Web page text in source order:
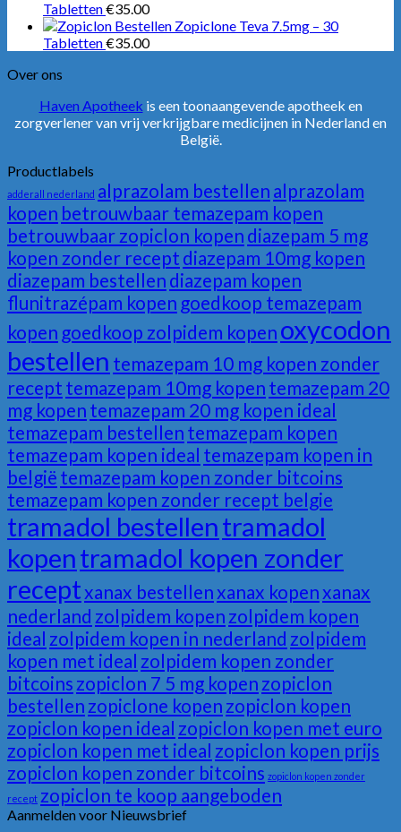
Tabletten€35.00
Zopiclone Teva 7.5mg – 30
Tabletten€35.00
Over ons
Haven Apotheek is een toonaangevende apotheek en
zorgverlener van vrij verkrijgbare medicijnen in Nederland en
België.
Productlabels
adderall nederland alprazolam bestellen alprazolam
kopen betrouwbaar temazepam kopen
betrouwbaar zopiclon kopen diazepam 5 mg
kopen zonder recept diazepam 10mg kopen
diazepam bestellen diazepam kopen
flunitrazépam kopen goedkoop temazepam
kopen goedkoop zolpidem kopen oxycodon
bestellen temazepam 10 mg kopen zonder
recept temazepam 10mg kopen temazepam 20
mg kopen temazepam 20 mg kopen ideal
temazepam bestellen temazepam kopen
temazepam kopen ideal temazepam kopen in
belgië temazepam kopen zonder bitcoins
temazepam kopen zonder recept belgie
tramadol bestellentramadol
kopentramadol kopen zonder
receptxanax bestellenxanax kopenxanax
nederland zolpidem kopen zolpidem kopen
ideal zolpidem kopen in nederland zolpidem
kopen met ideal zolpidem kopen zonder
bitcoins zopiclon 7 5 mg kopen zopiclon
bestellen zopiclone kopen zopiclon kopen
zopiclon kopen ideal zopiclon kopen met euro
zopiclon kopen met ideal zopiclon kopen prijs
zopiclon kopen zonder bitcoins zopiclon kopen zonder
recept zopiclon te koop aangeboden
Aanmelden voor Nieuwsbrief